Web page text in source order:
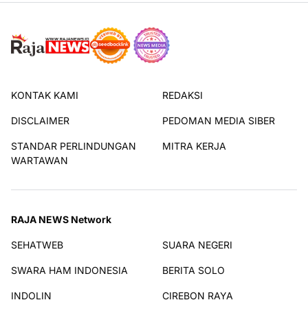
KONTAK KAMI REDAKSI
DISCLAIMER PEDOMAN MEDIA SIBER
STANDAR PERLINDUNGAN
WARTAWAN
MITRA KERJA
RAJA NEWS Network
SEHATWEB SUARA NEGERI
SWARA HAM INDONESIA BERITA SOLO
INDOLIN CIREBON RAYA